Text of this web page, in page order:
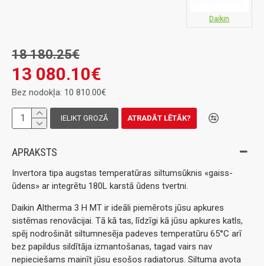
Daikin
13 080.10€
18 180.25€
Bez nodokļa: 10 810.00€
IELIKT GROZĀ ATRADĀT LĒTĀK?
APRAKSTS
Invertora tipa augstas temperatūras siltumsūknis «gaiss-
ūdens» ar integrētu 180L karstā ūdens tvertni.
Daikin Altherma 3 H MT ir ideāli piemērots jūsu apkures
sistēmas renovācijai. Tā kā tas, līdzīgi kā jūsu apkures katls,
spēj nodrošināt siltumnesēja padeves temperatūru 65°C arī
bez papildus sildītāja izmantošanas, tagad vairs nav
nepieciešams mainīt jūsu esošos radiatorus. Siltuma avota